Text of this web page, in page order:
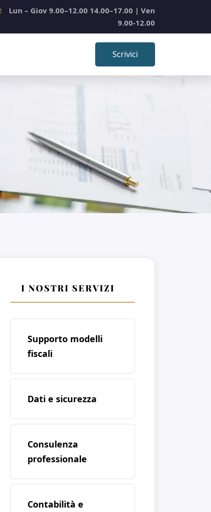
Lun – Giov 9.00–12.00 14.00–17.00 | Ven
9.00-12.00
Scrivici
I NOSTRI SERVIZI
Supporto modelli
fiscali
Dati e sicurezza
Consulenza
professionale
Contabilità e